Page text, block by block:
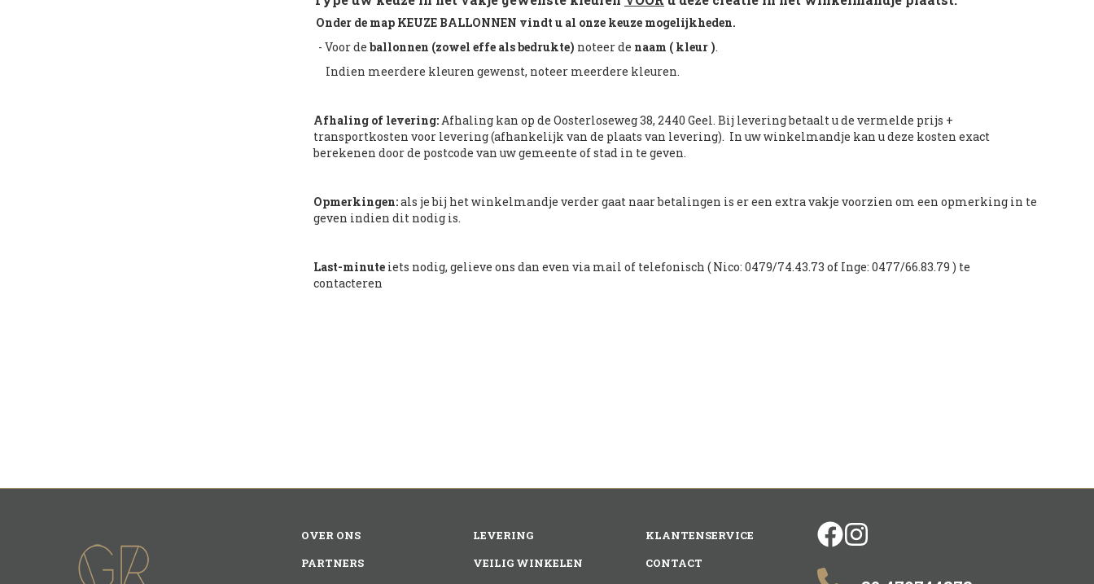
Onder de map KEUZE BALLONNEN vindt u al onze keuze mogelijkheden.
- Voor de ballonnen (zowel effe als bedrukte) noteer de naam ( kleur ).
Indien meerdere kleuren gewenst, noteer meerdere kleuren.
Afhaling of levering:Afhaling kan op de Oosterloseweg 38, 2440 Geel. Bij levering betaalt u de vermelde prijs +
transportkosten voor levering (afhankelijk van de plaats van levering). In uw winkelmandje kan u deze kosten exact
berekenen door de postcode van uw gemeente of stad in te geven.
Opmerkingen:als je bij het winkelmandje verder gaat naar betalingen is er een extra vakje voorzien om een opmerking in te
geven indien dit nodig is.
Last-minute iets nodig, gelieve ons dan even via mail of telefonisch ( Nico: 0479/74.43.73 of Inge: 0477/66.83.79 ) te
contacteren
OVER ONS
PARTNERS
LEVERING
VEILIG WINKELEN
KLANTENSERVICE
CONTACT
facebook